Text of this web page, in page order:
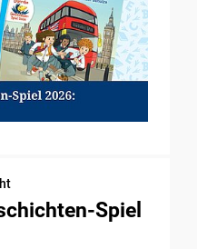
Spiel